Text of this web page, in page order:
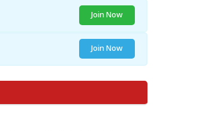
Join Now
Join Now